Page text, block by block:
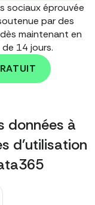
example.com/
page.png"
and Pint
so contact
provide any
sociaux éprouvée
par des
maintenant en
14 jours.
données à
d'utilisation